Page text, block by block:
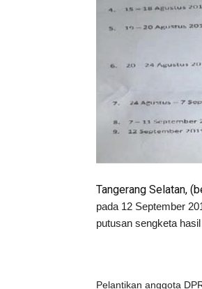
Tangerang Selatan,
pada 12 September
putusan sengketa
Pelantikan anggota